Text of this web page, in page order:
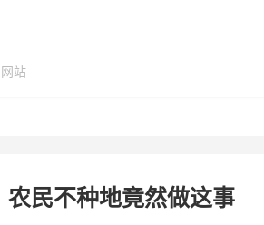
站
农民不种地竟然做这事